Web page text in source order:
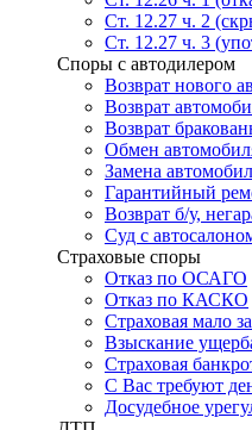
Ст. 12.27 ч. 2
Ст. 12.27 ч. 3
Споры с автодилером
Возврат нового
Возврат
Возврат
Обмен
Замена
Гарантийный
Возврат б/у,
Суд с
Страховые споры
Отказ по ОСАГО
Отказ по КАСКО
Страховая мало
Взыскание
Страховая
С Вас требуют
Досудебное